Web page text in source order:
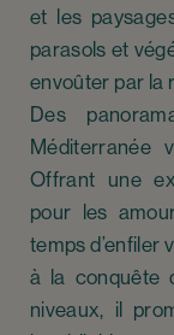
et les
parasols et
envoûter par la
Des
Méditerranée
Offrant une
pour les
temps d’enfiler
à la conquête
niveaux, il